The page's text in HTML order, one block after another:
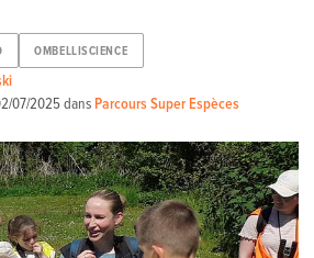
OMBELLISCIENCE
07/2025dans Parcours Super Espèces